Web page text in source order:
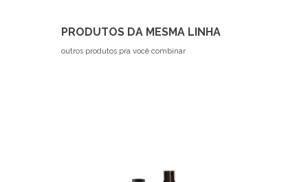
PRODUTOS DA MESMA LINHA
outros produtos pra você combinar